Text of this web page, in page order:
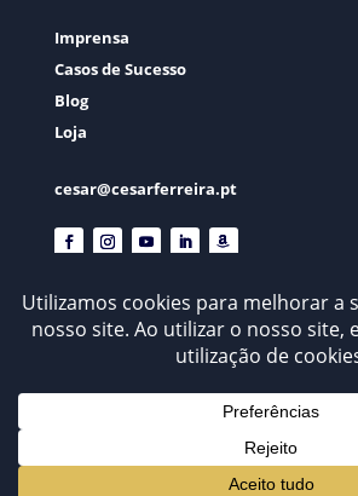
Imprensa
Casos de Sucesso
Blog
Loja
cesar@cesarferreira.pt
© César Ferreira . 2026 . Todos os Direitos